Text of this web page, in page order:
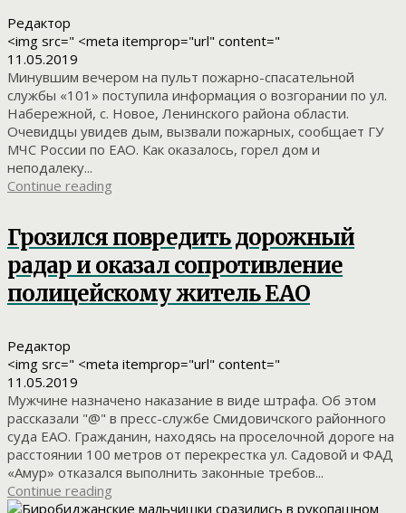
Редактор
<img src=" <meta itemprop="url" content="
11.05.2019
Минувшим вечером на пульт пожарно-спасательной
службы «101» поступила информация о возгорании по ул.
Набережной, с. Новое, Ленинского района области.
Очевидцы увидев дым, вызвали пожарных, сообщает ГУ
МЧС России по ЕАО. Как оказалось, горел дом и
неподалеку...
Continue reading
Грозился повредить дорожный
радар и оказал сопротивление
полицейскому житель ЕАО
Редактор
<img src=" <meta itemprop="url" content="
11.05.2019
Мужчине назначено наказание в виде штрафа. Об этом
рассказали "@" в пресс-службе Смидовичского районного
суда ЕАО. Гражданин, находясь на проселочной дороге на
расстоянии 100 метров от перекрестка ул. Садовой и ФАД
«Амур» отказался выполнить законные требов...
Continue reading